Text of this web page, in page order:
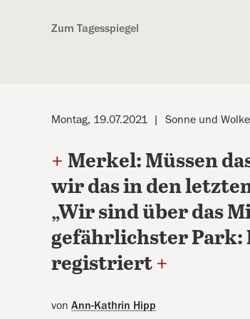
Zum Tagesspiegel
Montag, 19.07.2021 Sonne und
+ Merkel: Müssen
wir das in den
„Wir sind über das
gefährlichster Park:
registriert +
von Ann-Kathrin Hipp